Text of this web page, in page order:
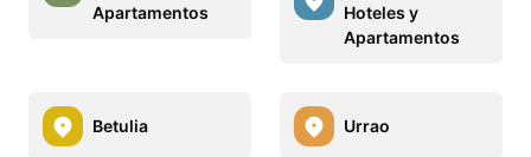
Apartamentos
Hoteles y
Apartamentos
Betulia Urrao